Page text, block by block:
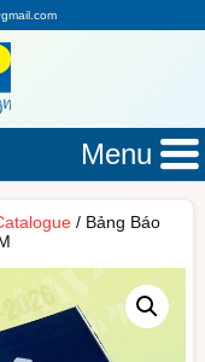
Menu
/ Bảng Báo